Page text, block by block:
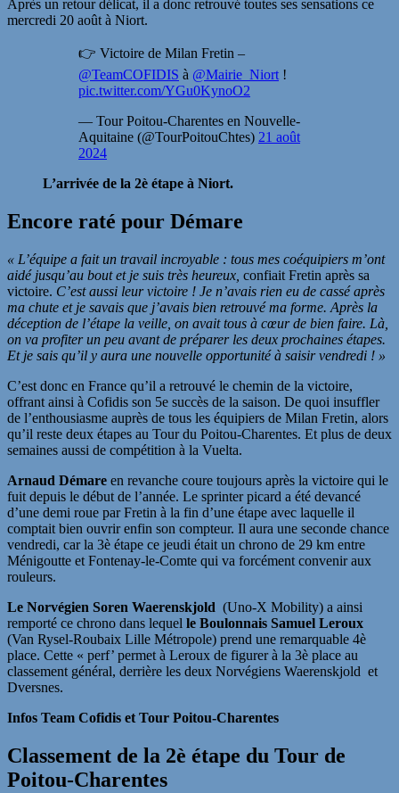
Après un retour délicat, il a donc retrouvé toutes ses sensations ce
mercredi 20 août à Niort.
👉 Victoire de Milan Fretin –
@TeamCOFIDIS à @Mairie_Niort !
pic.twitter.com/YGu0KynoO2
— Tour Poitou-Charentes en Nouvelle-
Aquitaine (@TourPoitouChtes) 21 août
2024
L’arrivée de la 2è étape à Niort.
Encore raté pour Démare
« L’équipe a fait un travail incroyable : tous mes coéquipiers m’ont
aidé jusqu’au bout et je suis très heureux, confiait Fretin après sa
victoire. C’est aussi leur victoire ! Je n’avais rien eu de cassé après
ma chute et je savais que j’avais bien retrouvé ma forme. Après la
déception de l’étape la veille, on avait tous à cœur de bien faire. Là,
on va profiter un peu avant de préparer les deux prochaines étapes.
Et je sais qu’il y aura une nouvelle opportunité à saisir vendredi ! »
C’est donc en France qu’il a retrouvé le chemin de la victoire,
offrant ainsi à Cofidis son 5e succès de la saison. De quoi insuffler
de l’enthousiasme auprès de tous les équipiers de Milan Fretin, alors
qu’il reste deux étapes au Tour du Poitou-Charentes. Et plus de deux
semaines aussi de compétition à la Vuelta.
Arnaud Démare en revanche coure toujours après la victoire qui le
fuit depuis le début de l’année. Le sprinter picard a été devancé
d’une demi roue par Fretin à la fin d’une étape avec laquelle il
comptait bien ouvrir enfin son compteur. Il aura une seconde chance
vendredi, car la 3è étape ce jeudi était un chrono de 29 km entre
Ménigoutte et Fontenay-le-Comte qui va forcément convenir aux
rouleurs.
Le Norvégien Soren Waerenskjold (Uno-X Mobility) a ainsi
remporté ce chrono dans lequel le Boulonnais Samuel Leroux
(Van Rysel-Roubaix Lille Métropole) prend une remarquable 4è
place. Cette « perf’ permet à Leroux de figurer à la 3è place au
classement général, derrière les deux Norvégiens Waerenskjold et
Dversnes.
Infos Team Cofidis et Tour Poitou-Charentes
Classement de la 2è étape du Tour de
Poitou-Charentes